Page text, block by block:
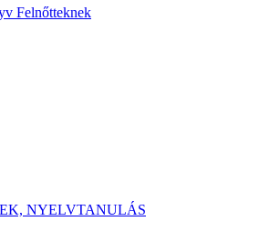
Felnőtteknek
NYELVTANULÁS